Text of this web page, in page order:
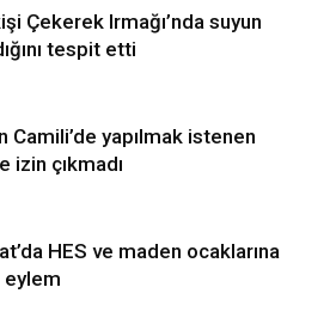
Çekerek Irmağı’nda suyun
tespit etti
Camili’de yapılmak istenen
izin çıkmadı
HES ve maden ocaklarına
eylem